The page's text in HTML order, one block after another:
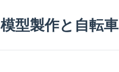
模型製作と自転車